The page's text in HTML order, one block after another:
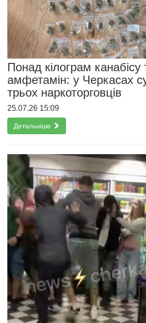
Понад кілограм канабісу
амфетамін: у Черкасах
трьох наркоторговців
25.07.26 15:09
Детальніше